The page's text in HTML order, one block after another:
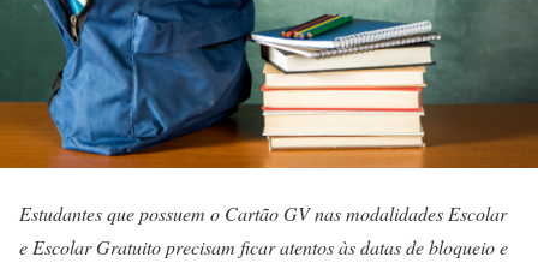
Estudantes que possuem o Cartão GV nas modalidades Escolar
e Escolar Gratuito precisam ficar atentos às datas de bloqueio e